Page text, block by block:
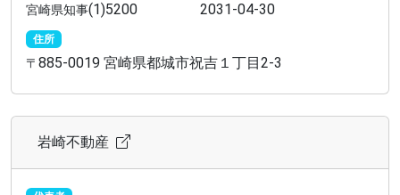
宮崎県知事(1)5200 2031-04-30
住所
〒 885-0019 宮崎県都城市祝吉１丁目2-3
岩崎不動産